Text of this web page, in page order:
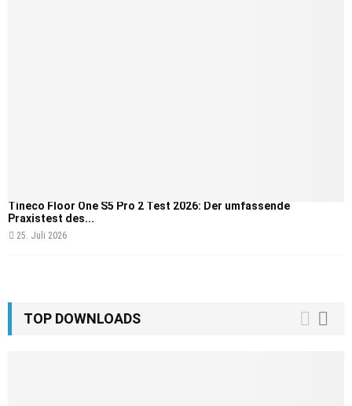
Tineco Floor One S5 Pro 2 Test 2026: Der umfassende
Praxistest des...
25. Juli 2026
TOP DOWNLOADS